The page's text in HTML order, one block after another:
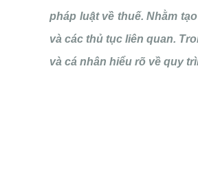
pháp luật về thuế. Nhằm
và các thủ tục liên quan.
và cá nhân hiểu rõ về quy